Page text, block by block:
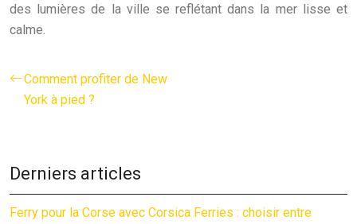
des lumières de la ville se reflétant dans la mer lisse et
calme.
Comment profiter de New
York à pied ?
Derniers articles
Ferry pour la Corse avec Corsica Ferries : choisir entre